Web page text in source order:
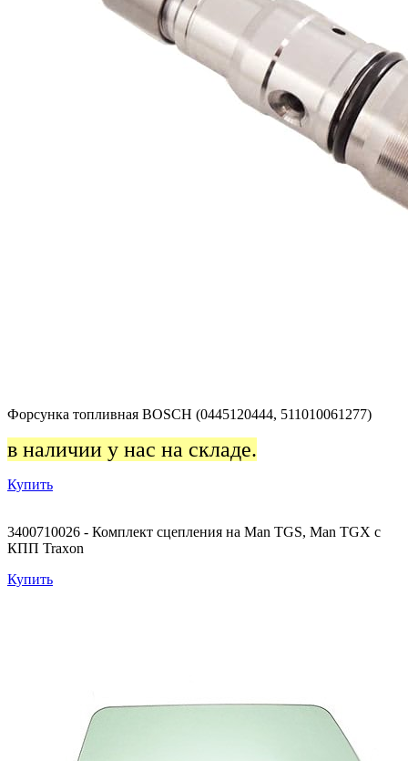
Форсунка топливная BOSCH (0445120444, 511010061277)
в наличии у нас на складе.
Купить
3400710026 - Комплект сцепления на Man TGS, Man TGX с
КПП Traxon
Купить